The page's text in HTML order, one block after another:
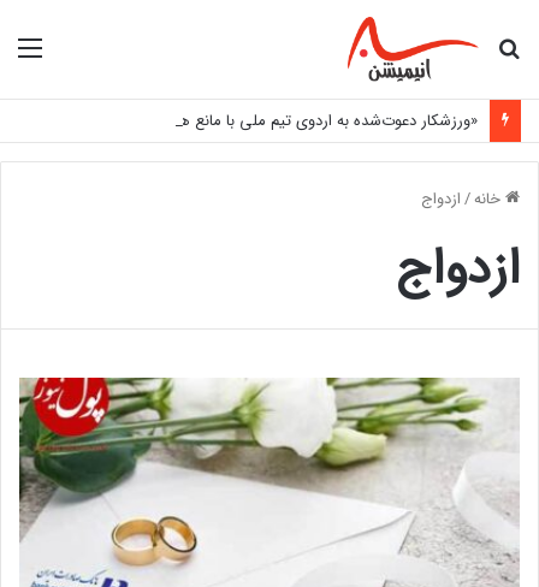
جستجو
خانه/ازدواج
ازدواج